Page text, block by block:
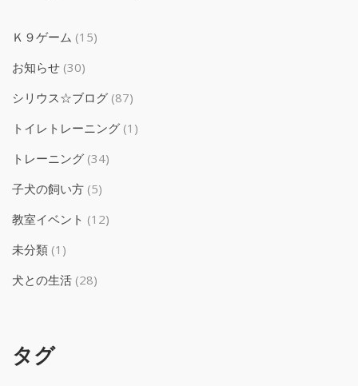
Ｋ９ゲーム (15)
お知らせ (30)
シリウス☆ブログ (87)
トイレトレーニング (1)
トレーニング (34)
子犬の飼い方 (5)
教室イベント (12)
未分類 (1)
犬との生活 (28)
タグ